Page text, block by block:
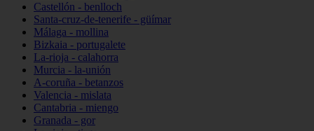
Castellón - benlloch
Santa-cruz-de-tenerife - güímar
Málaga - mollina
Bizkaia - portugalete
La-rioja - calahorra
Murcia - la-unión
A-coruña - betanzos
Valencia - mislata
Cantabria - miengo
Granada - gor